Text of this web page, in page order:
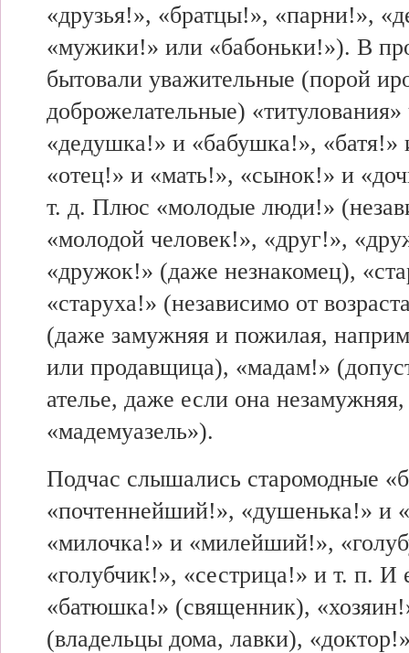
«друзья!», «братцы!», «парни!»,
«мужики!» или «бабоньки!»). В
бытовали уважительные (порой
доброжелательные)
«дедушка!» и «бабушка!»,
«отец!» и «мать!», «сынок!» и
т. д. Плюс «молодые люди!»
«молодой человек!», «друг!»,
«дружок!» (даже незнакомец),
«старуха!» (независимо от
(даже замужняя и пожилая,
или продавщица), «мадам!»
ателье, даже если она незамужняя,
«мадемуазель»).
Подчас слышались старомодные
«почтеннейший!», «душенька!» и
«милочка!» и «милейший!»,
«голубчик!», «сестрица!» и т. п. И
«батюшка!» (священник),
(владельцы дома, лавки),